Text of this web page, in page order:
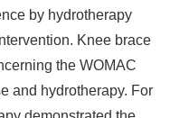
by hydrotherapy
Knee brace
the WOMAC
and hydrotherapy. For